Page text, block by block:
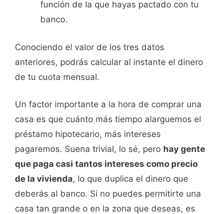
función de la que hayas pactado con tu
banco.
Conociendo el valor de los tres datos
anteriores, podrás calcular al instante el dinero
de tu cuota mensual.
Un factor importante a la hora de comprar una
casa es que cuánto más tiempo alarguemos el
préstamo hipotecario, más intereses
pagaremos. Suena trivial, lo sé, pero hay gente
que paga casi tantos intereses como precio
de la vivienda, lo que duplica el dinero que
deberás al banco. Si no puedes permitirte una
casa tan grande o en la zona que deseas, es